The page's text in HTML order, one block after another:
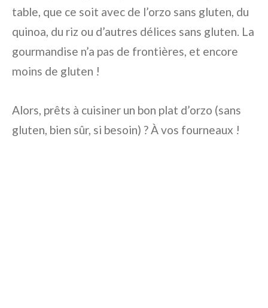
table, que ce soit avec de l’orzo sans gluten, du
quinoa, du riz ou d’autres délices sans gluten. La
gourmandise n’a pas de frontières, et encore
moins de gluten !
Alors, prêts à cuisiner un bon plat d’orzo (sans
gluten, bien sûr, si besoin) ? À vos fourneaux !